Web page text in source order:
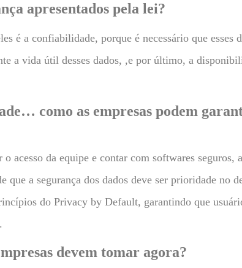
apresentados pela lei?
é a confiabilidade, porque é necessário que esses
a vida útil desses dados, ,e por último, a
como as empresas podem
acesso da equipe e contar com softwares
a segurança dos dados deve ser prioridade no
do Privacy by Default, garantindo que
devem tomar agora?